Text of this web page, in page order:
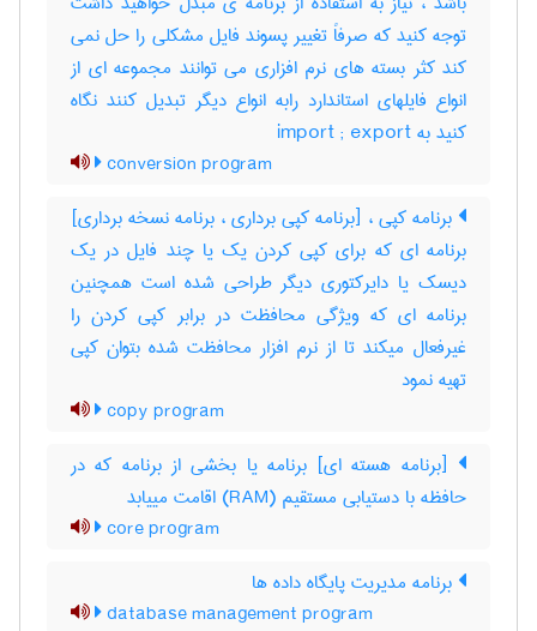
توجه کنید که صرفاً تغییر پسوند فایل مشکلی را حل نمی
کند کثر بسته های نرم افزاری می توانند مجموعه ای از
انواع فایلهای استاندارد رابه انواع دیگر تبدیل کنند نگاه
کنید به import ; export
conversion program
برنامه کپی ، [برنامه کپی برداری ، برنامه نسخه برداری]
برنامه ای که برای کپی کردن یک یا چند فایل در یک
دیسک یا دایرکتوری دیگر طراحی شده است همچنین
برنامه ای که ویژگی محافظت در برابر کپی کردن را
غیرفعال میکند تا از نرم افزار محافظت شده بتوان کپی
تهیه نمود
copy program
[برنامه هسته ای] برنامه یا بخشی از برنامه که در
حافظه با دستیابی مستقیم (‎RAM) اقامت مییابد
core program
برنامه مدیریت پایگاه داده ها
database management program